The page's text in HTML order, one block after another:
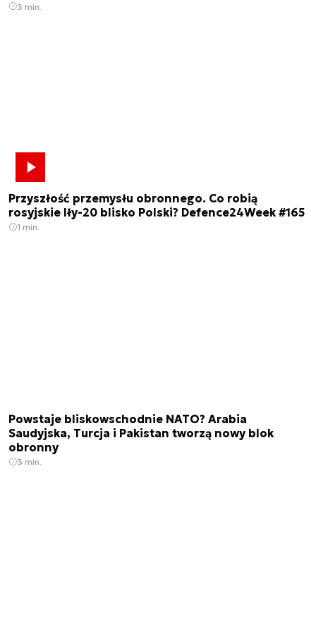
3 min.
Przyszłość przemysłu obronnego. Co robią
rosyjskie Iły-20 blisko Polski? Defence24Week #165
1 min.
Powstaje bliskowschodnie NATO? Arabia
Saudyjska, Turcja i Pakistan tworzą nowy blok
obronny
3 min.